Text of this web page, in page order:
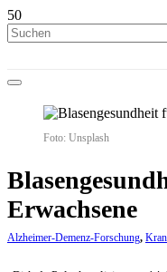
Foto: Unsplash
Erwachsene
Alzheimer-Demenz-Forschung,